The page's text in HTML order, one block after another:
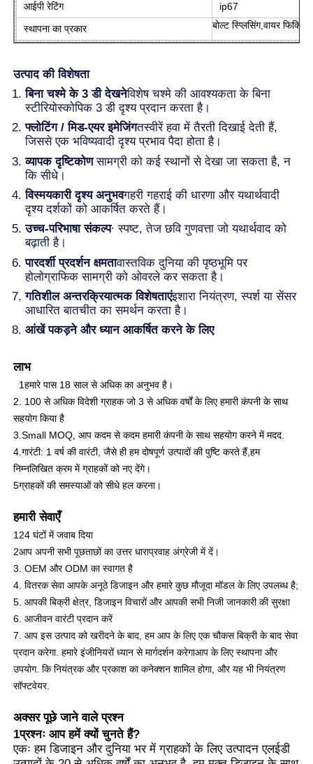
एलईडी मेष प्रदर्शन
पारदर्शी फिल्म स्क्रीन का नेतृत्व किया
पारदर्शी एलईडी डिस्प्ले
ड्रोन उड़ने वाली एलईडी स्क्रीन
होलोग्राफिक एलईडी स्क्रीन
एलईडी ग्रिल स्क्रीन
पारदर्शी प्रदर्शन स्क्रीन
आईपी रेटिंग
ip67
स्थापना का प्रकार
बोल्ट स्प्लिसिंग,वायर फिक्सिंग
उत्पाद की विशेषता
बिना चश्मे के 3 डी देखनेविशेष चश्मे की आवश्यकता के बिना
स्टीरियोस्कोपिक 3 डी दृश्य प्रदान करता है।
फ्लोटिंग / मिड-एयर इमेजिंगतस्वीरें हवा में तैरती दिखाई देती हैं,
जिससे एक भविष्यवादी दृश्य प्रभाव पैदा होता है।
व्यापक दृष्टिकोण️ सामग्री को कई स्थानों से देखा जा सकता है, न
कि सीधे।
विस्मयकारी दृश्य अनुभवगहरी गहराई की धारणा और यथार्थवादी
दृश्य दर्शकों को आकर्षित करते हैं।
उच्च-परिभाषा संकल्प∙ स्पष्ट, तेज छवि गुणवत्ता जो यथार्थवाद को
बढ़ाती है।
पारदर्शी प्रदर्शन क्षमतावास्तविक दुनिया की पृष्ठभूमि पर
होलोग्राफिक सामग्री को ओवरले कर सकता है।
गतिशील अन्तरक्रियात्मक विशेषताएंइशारा नियंत्रण, स्पर्श या सेंसर
आधारित बातचीत का समर्थन करता है।
आंखें पकड़ने और ध्यान आकर्षित करने के लिए
लाभ
1हमारे पास 18 साल से अधिक का अनुभव है।
2. 100 से अधिक विदेशी ग्राहक जो 3 से अधिक वर्षों के लिए हमारी कंपनी के साथ
सहयोग किया है
3.Small MOQ, आप कदम से कदम हमारी कंपनी के साथ सहयोग करने में मदद.
4.गारंटी: 1 वर्ष की वारंटी, जैसे ही हम दोषपूर्ण उत्पादों की पुष्टि करते हैं,हम
निम्नलिखित क्रम में ग्राहकों को नए देंगे।
5ग्राहकों की समस्याओं को सीधे हल करना।
हमारी सेवाएँ
124 घंटों में जवाब दिया
2आप अपनी सभी पूछताछों का उत्तर धाराप्रवाह अंग्रेजी में दें।
3. OEM और ODM का स्वागत है
4. वितरक सेवा आपके अनूठे डिजाइन और हमारे कुछ मौजूदा मॉडल के लिए उपलब्ध है;
5. आपकी बिक्री क्षेत्र, डिजाइन विचारों और आपकी सभी निजी जानकारी की सुरक्षा
6. आजीवन वारंटी प्रदान करें
7. आप इस उत्पाद को खरीदने के बाद, हम आप के लिए एक चौकस बिक्री के बाद सेवा
प्रदान करेगा. हमारे इंजीनियरों ध्यान से मार्गदर्शन करेगाआप के लिए स्थापना और
उपयोग. कि नियंत्रक और प्रकाश का कनेक्शन शामिल होगा, और यह भी नियंत्रण
सॉफ्टवेयर.
अक्सर पूछे जाने वाले प्रश्न
1प्रश्नः आप हमें क्यों चुनते हैं?
एकः हम डिजाइन और दुनिया भर में ग्राहकों के लिए उत्पादन एलईडी